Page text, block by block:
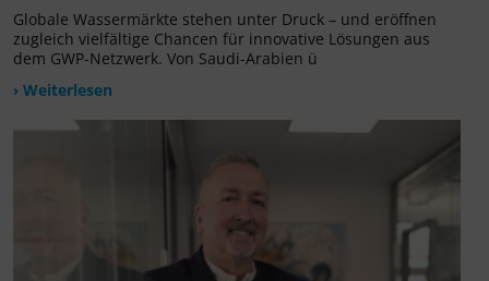
Globale Wassermärkte stehen unter Druck – und eröffnen
zugleich vielfältige Chancen für innovative Lösungen aus
dem GWP-Netzwerk. Von Saudi-Arabien ü
› Weiterlesen